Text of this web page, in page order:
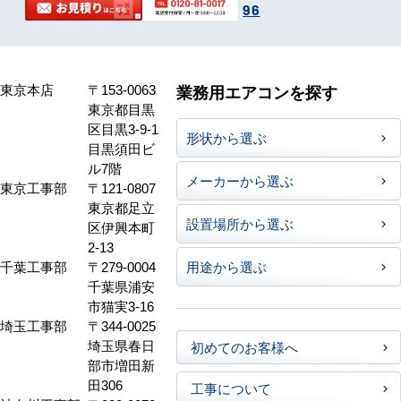
96
東京本店
〒153-0063
東京都目黒
区目黒3-9-1
目黒須田ビ
ル7階
東京工事部
〒121-0807
東京都足立
区伊興本町
2-13
千葉工事部
〒279-0004
千葉県浦安
市猫実3-16
埼玉工事部
〒344-0025
埼玉県春日
部市増田新
田306
業務用エアコンを探す
形状から選ぶ
メーカーから選ぶ
設置場所から選ぶ
用途から選ぶ
初めてのお客様へ
工事について